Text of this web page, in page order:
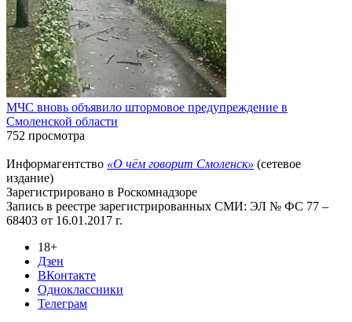
МЧС вновь объявило штормовое предупреждение в
Смоленской области
752 просмотра
Информагентство «О чём говорит Смоленск» (сетевое
издание)
Зарегистрировано в Роскомнадзоре
Запись в реестре зарегистрированных СМИ: ЭЛ № ФС 77 –
68403 от 16.01.2017 г.
18+
Дзен
ВКонтакте
Одноклассники
Телеграм